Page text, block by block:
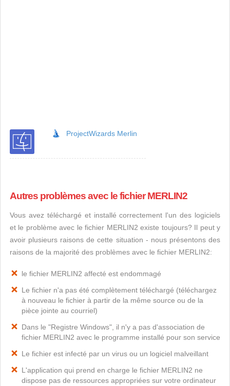
ProjectWizards Merlin
Autres problèmes avec le fichier MERLIN2
Vous avez téléchargé et installé correctement l'un des logiciels
et le problème avec le fichier MERLIN2 existe toujours? Il peut y
avoir plusieurs raisons de cette situation - nous présentons des
raisons de la majorité des problèmes avec le fichier MERLIN2:
le fichier MERLIN2 affecté est endommagé
Le fichier n'a pas été complètement téléchargé (téléchargez
à nouveau le fichier à partir de la même source ou de la
pièce jointe au courriel)
Dans le "Registre Windows", il n'y a pas d'association de
fichier MERLIN2 avec le programme installé pour son service
Le fichier est infecté par un virus ou un logiciel malveillant
L'application qui prend en charge le fichier MERLIN2 ne
dispose pas de ressources appropriées sur votre ordinateur